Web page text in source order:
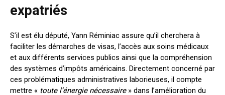
expatriés
S’il est élu député, Yann Réminiac assure qu’il cherchera à
faciliter les démarches de visas, l’accès aux soins médicaux
et aux différents services publics ainsi que la compréhension
des systèmes d’impôts américains. Directement concerné par
ces problématiques administratives laborieuses, il compte
mettre « toute l’énergie nécessaire» dans l’amélioration du